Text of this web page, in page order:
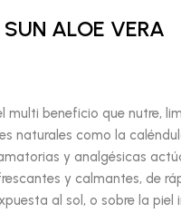
ALOE VERA
beneficio que nutre,
naturales como la
y analgésicas
y calmantes, de
al sol, o sobre la piel